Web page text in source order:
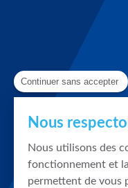
Continuer sans accepter
Nous
Nous utilisons des
fonctionnement et
permettent de vous